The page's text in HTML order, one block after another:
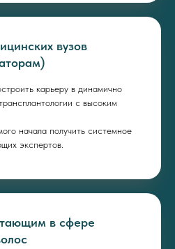
вузов
карьеру в динамично
с высоким
начала получить системное
экспертов.
в сфере